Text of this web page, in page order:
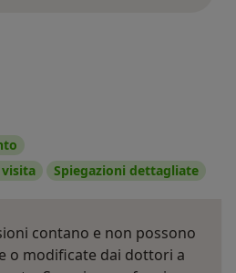
Spiegazioni dettagliate
contano e non possono
o modificate dai dottori a